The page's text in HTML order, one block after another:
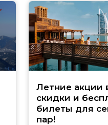
Летние акции
скидки и
билеты для
пар!